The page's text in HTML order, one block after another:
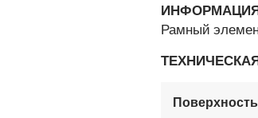
Рамный
Поверхность